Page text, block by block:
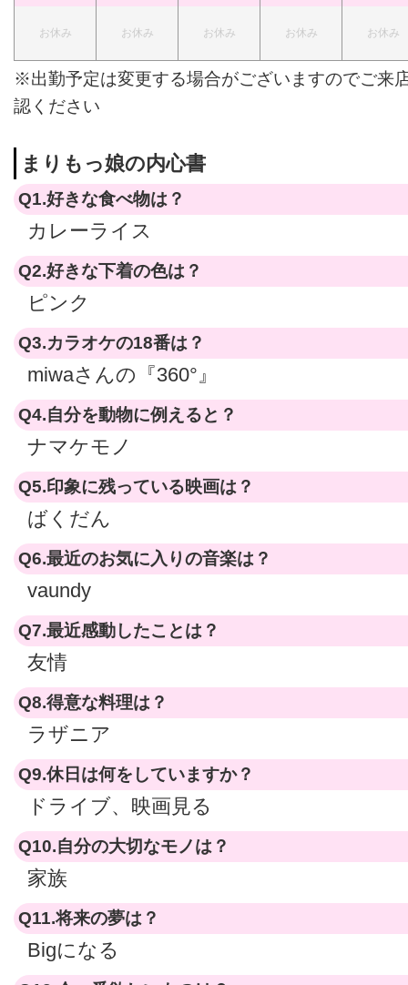
お休み お休み お休み お休み お休み
※出勤予定は変更する場合がございますのでご来
認ください
まりもっ娘の内心書
Q1.好きな食べ物は？
カレーライス
Q2.好きな下着の色は？
ピンク
Q3.カラオケの18番は？
miwaさんの『360°』
Q4.自分を動物に例えると？
ナマケモノ
Q5.印象に残っている映画は？
ばくだん
Q6.最近のお気に入りの音楽は？
vaundy
Q7.最近感動したことは？
友情
Q8.得意な料理は？
ラザニア
Q9.休日は何をしていますか？
ドライブ、映画見る
Q10.自分の大切なモノは？
家族
Q11.将来の夢は？
Bigになる